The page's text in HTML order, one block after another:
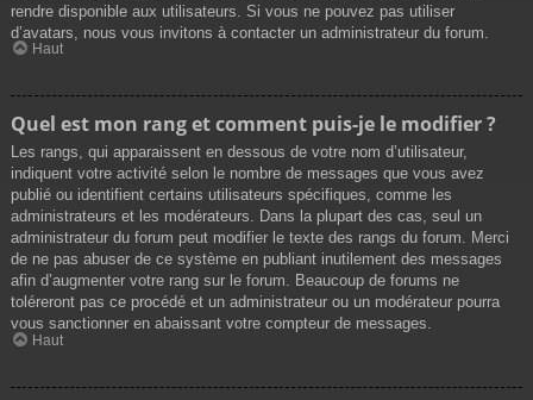
rendre disponible aux utilisateurs. Si vous ne pouvez pas utiliser
d’avatars, nous vous invitons à contacter un administrateur du forum.
Haut
Quel est mon rang et comment puis-je le modifier ?
Les rangs, qui apparaissent en dessous de votre nom d’utilisateur,
indiquent votre activité selon le nombre de messages que vous avez
publié ou identifient certains utilisateurs spécifiques, comme les
administrateurs et les modérateurs. Dans la plupart des cas, seul un
administrateur du forum peut modifier le texte des rangs du forum. Merci
de ne pas abuser de ce système en publiant inutilement des messages
afin d’augmenter votre rang sur le forum. Beaucoup de forums ne
toléreront pas ce procédé et un administrateur ou un modérateur pourra
vous sanctionner en abaissant votre compteur de messages.
Haut